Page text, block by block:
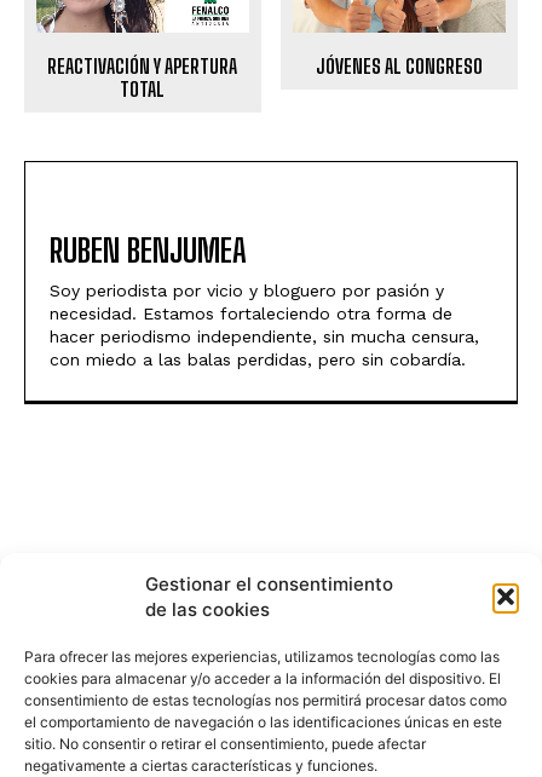
Gestionar el consentimiento
de las cookies
Para ofrecer las mejores experiencias, utilizamos tecnologías como las
cookies para almacenar y/o acceder a la información del dispositivo. El
consentimiento de estas tecnologías nos permitirá procesar datos como
el comportamiento de navegación o las identificaciones únicas en este
sitio. No consentir o retirar el consentimiento, puede afectar
negativamente a ciertas características y funciones.
REACTIVACIÓN Y APERTURA
TOTAL
JÓVENES AL CONGRESO
RUBEN BENJUMEA
Soy periodista por vicio y bloguero por pasión y
necesidad. Estamos fortaleciendo otra forma de
hacer periodismo independiente, sin mucha censura,
con miedo a las balas perdidas, pero sin cobardía.